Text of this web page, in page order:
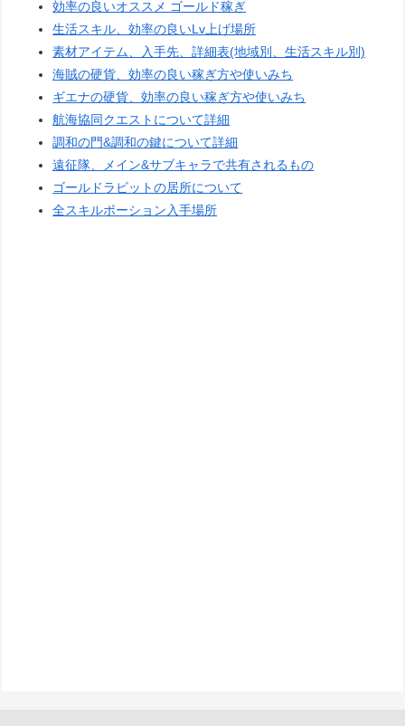
効率の良いオススメ ゴールド稼ぎ
生活スキル、効率の良いLv上げ場所
素材アイテム、入手先、詳細表(地域別、生活スキル別)
海賊の硬貨、効率の良い稼ぎ方や使いみち
ギエナの硬貨、効率の良い稼ぎ方や使いみち
航海協同クエストについて詳細
調和の門&調和の鍵について詳細
遠征隊、メイン&サブキャラで共有されるもの
ゴールドラビットの居所について
全スキルポーション入手場所